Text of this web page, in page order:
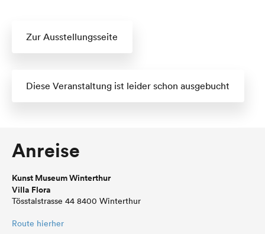
Zur Ausstellungsseite
Diese Veranstaltung ist leider schon ausgebucht
Anreise
Kunst Museum Winterthur
Villa Flora
Tösstalstrasse 44 8400 Winterthur
Route hierher